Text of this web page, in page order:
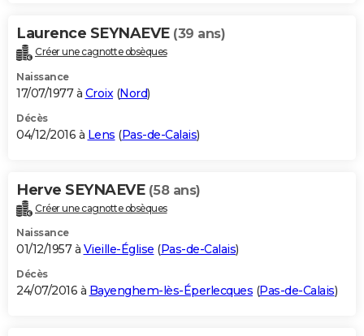
Laurence SEYNAEVE (39 ans)
Créer une cagnotte obsèques
Naissance
17/07/1977 à Croix (Nord)
Décès
04/12/2016 à Lens (Pas-de-Calais)
Herve SEYNAEVE (58 ans)
Créer une cagnotte obsèques
Naissance
01/12/1957 à Vieille-Église (Pas-de-Calais)
Décès
24/07/2016 à Bayenghem-lès-Éperlecques (Pas-de-Calais)